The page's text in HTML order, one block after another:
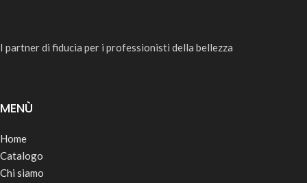
I partner di fiducia per i professionisti della bellezza
MENÙ
Home
Catalogo
Chi siamo